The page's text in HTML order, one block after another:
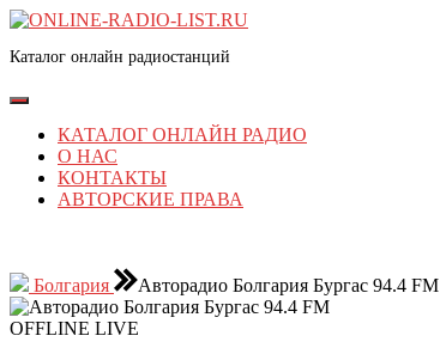
Перейти
содержимому
к
содержимому
Каталог онлайн радиостанций
Кнопка
ОткрытьКАТАЛОГ ОНЛАЙН РАДИО
О НАС
КОНТАКТЫ
АВТОРСКИЕ ПРАВА
Болгария
Авторадио Болгария Бургас 94.4 FM
OFFLINE LIVE